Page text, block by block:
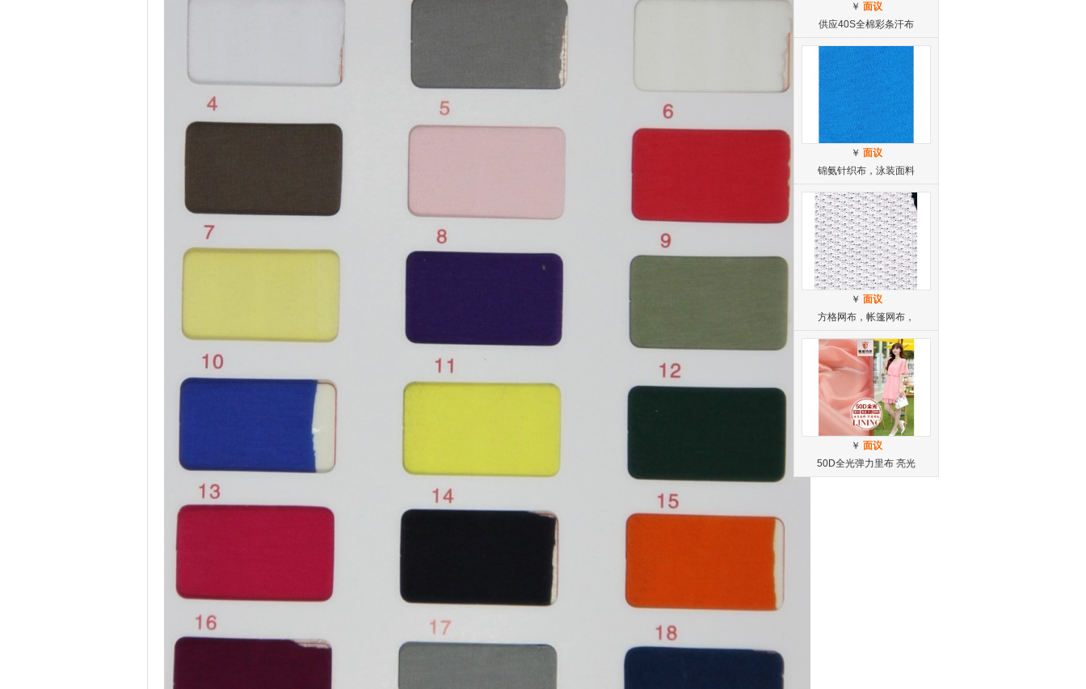
￥ 面议
供应40S全棉彩条汗布
￥ 面议
锦氨针织布，泳装面料
￥ 面议
方格网布，帐篷网布，
￥ 面议
50D全光弹力里布 亮光